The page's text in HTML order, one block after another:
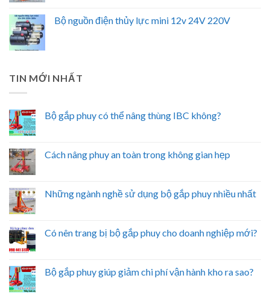
Bộ nguồn điện thủy lực mini 12v 24V 220V
TIN MỚI NHẤT
Bộ gắp phuy có thể nâng thùng IBC không?
Cách nâng phuy an toàn trong không gian hẹp
Những ngành nghề sử dụng bộ gắp phuy nhiều nhất
Có nên trang bị bộ gắp phuy cho doanh nghiệp mới?
Bộ gắp phuy giúp giảm chi phí vận hành kho ra sao?